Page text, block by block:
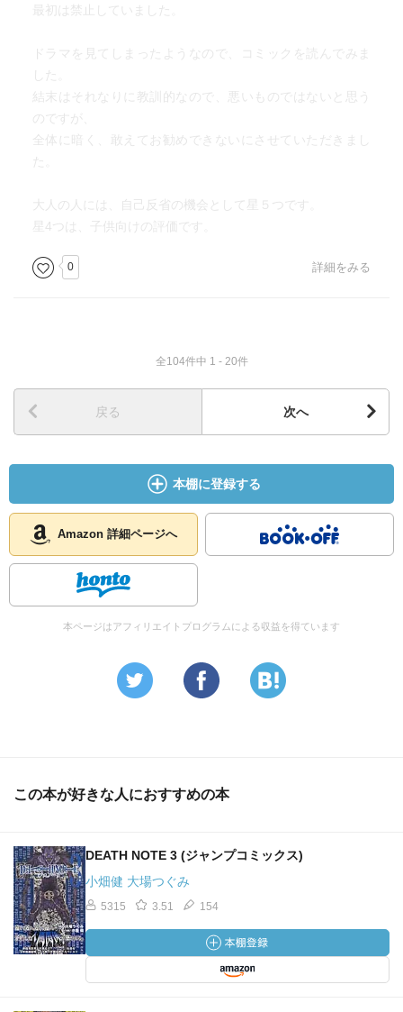
最初は禁止していました。
ドラマを見てしまったようなので、コミックを読んでみま
した。
結末はそれなりに教訓的なので、悪いものではないと思う
のですが、
全体に暗く、敢えてお勧めできないにさせていただきまし
た。
大人の人には、自己反省の機会として星５つです。
星4つは、子供向けの評価です。
0 詳細をみる
全104件中 1 - 20件
戻る 次へ
本棚に登録する
Amazon 詳細ページへ
本ページはアフィリエイトプログラムによる収益を得ています
この本が好きな人におすすめの本
DEATH NOTE 3 (ジャンプコミックス)
小畑健 大場つぐみ
5315 3.51 154